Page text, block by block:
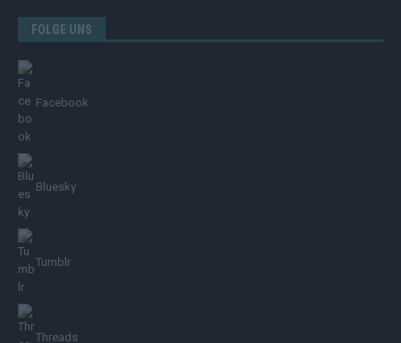
FOLGE UNS
Facebook
Bluesky
Tumblr
Threads